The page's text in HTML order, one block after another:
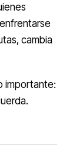
cambia
importante: